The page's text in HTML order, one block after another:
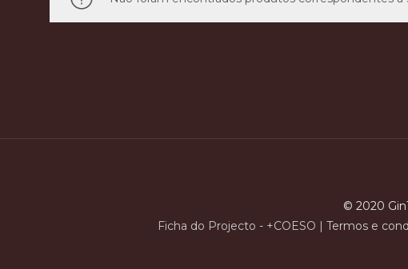
© 2020
Ficha do Projecto - +COESO | Termos e